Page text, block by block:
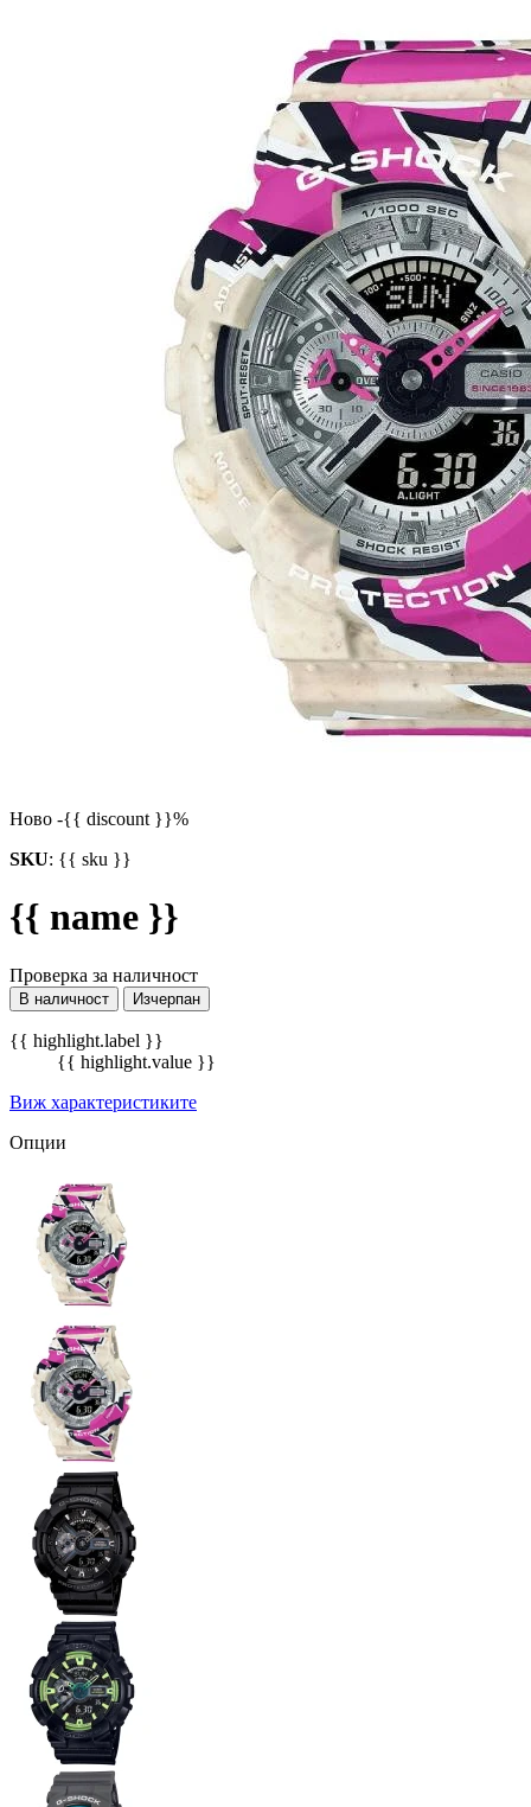
Ново -{{ discount }}%
SKU: {{ sku }}
{{ name }}
Проверка за наличност
В наличност Изчерпан
{{ highlight.label }}
{{ highlight.value }}
Виж характеристиките
Опции